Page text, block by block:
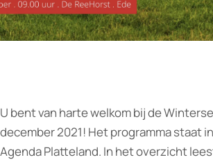
U bent van harte welkom bij de
december 2021! Het programma staat
Agenda Platteland. In het overzicht